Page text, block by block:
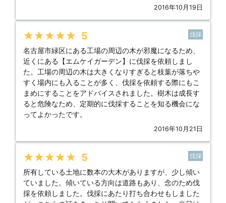
2016年10月19日
★★★★★ 5 伐採
名古屋市緑区にある工場の周辺の木が邪魔になるため、
近くにある【エムケイガーデン】に伐採を依頼しまし
た。工場の周辺の木は大きくなりすぎると枝葉が落ちや
すく場内にも入ることが多く、伐採を依頼する際にもこ
まめにすることをアドバイスされました。樹木は成長す
ると危険なため、定期的に伐採することを知る機会にな
ってよかったです。
2016年10月21日
★★★★★ 5 伐採
所有している土地に数本の大木がありますが、少し傾い
ていました。傾いている方向は道路もあり、念のため伐
採を依頼しました。伐採にあたり打ち合わせもしました